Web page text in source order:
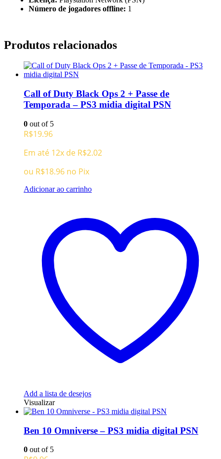
Número de jogadores offline: 1
Produtos relacionados
Call of Duty Black Ops 2 + Passe de
Temporada – PS3 midia digital PSN
0 out of 5
R$19.96
Em até 12x de R$2.02
ou R$18.96 no Pix
Adicionar ao carrinho
Add a lista de desejos
Visualizar
Ben 10 Omniverse – PS3 midia digital PSN
0 out of 5